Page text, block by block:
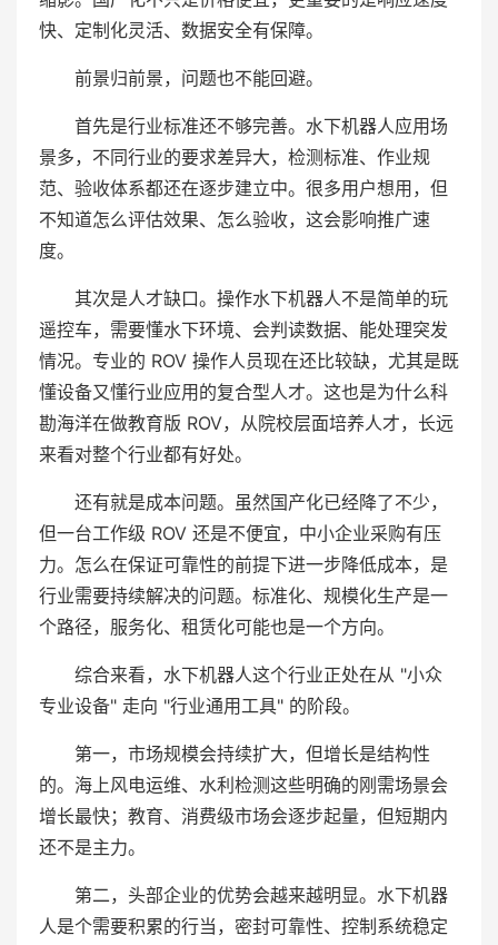
快、定制化灵活、数据安全有保障。
前景归前景，问题也不能回避。
首先是行业标准还不够完善。水下机器人应用场
景多，不同行业的要求差异大，检测标准、作业规
范、验收体系都还在逐步建立中。很多用户想用，但
不知道怎么评估效果、怎么验收，这会影响推广速
度。
其次是人才缺口。操作水下机器人不是简单的玩
遥控车，需要懂水下环境、会判读数据、能处理突发
情况。专业的 ROV 操作人员现在还比较缺，尤其是既
懂设备又懂行业应用的复合型人才。这也是为什么科
勘海洋在做教育版 ROV，从院校层面培养人才，长远
来看对整个行业都有好处。
还有就是成本问题。虽然国产化已经降了不少，
但一台工作级 ROV 还是不便宜，中小企业采购有压
力。怎么在保证可靠性的前提下进一步降低成本，是
行业需要持续解决的问题。标准化、规模化生产是一
个路径，服务化、租赁化可能也是一个方向。
综合来看，水下机器人这个行业正处在从 "小众
专业设备" 走向 "行业通用工具" 的阶段。
第一，市场规模会持续扩大，但增长是结构性
的。海上风电运维、水利检测这些明确的刚需场景会
增长最快；教育、消费级市场会逐步起量，但短期内
还不是主力。
第二，头部企业的优势会越来越明显。水下机器
人是个需要积累的行当，密封可靠性、控制系统稳定